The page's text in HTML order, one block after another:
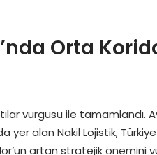
Orta
vurgusu ile tamamlandı.
yer alan Nakil Lojistik,
artan stratejik önemini